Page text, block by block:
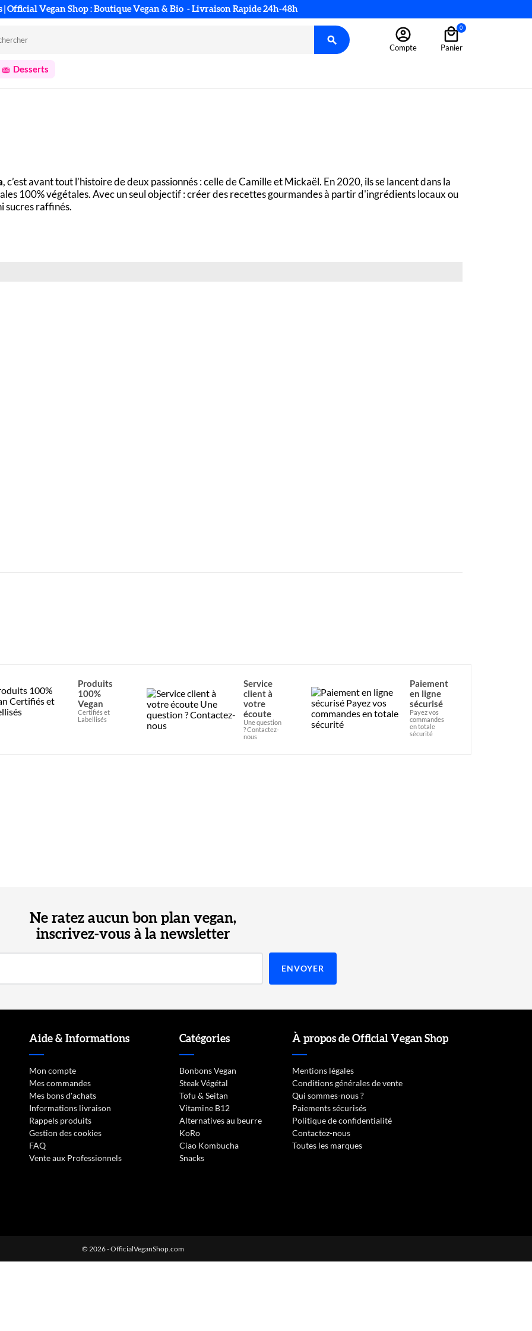
| Official Vegan Shop : Boutique Vegan & Bio - Livraison Rapide 24h-48h

Compte
0
Panier
Desserts
, c’est avant tout l’histoire de deux passionnés : celle de Camille et Mickaël. En 2020, ils se lancent dans la
100% végétales. Avec un seul objectif : créer des recettes gourmandes à partir d'ingrédients locaux ou
sucres raffinés.
fait référence aux Sybarite. Un peuple antique qui menait une existence vouée au plaisir et à la détente.
à se prélasser au soleil et à partager des moments de véritables convivialités avec ses proches.
Produits
100%
Vegan
Certifiés et
Labellisés
Service
client à
votre
écoute
Une question
? Contactez-
nous
Paiement
en ligne
sécurisé
Payez vos
commandes
en totale
sécurité
Ne ratez aucun bon plan vegan,
inscrivez-vous à la newsletter
Aide & Informations
Mon compte
Mes commandes
Mes bons d'achats
Informations livraison
Rappels produits
Gestion des cookies
FAQ
Vente aux Professionnels
Catégories
Bonbons Vegan
Steak Végétal
Tofu & Seitan
Vitamine B12
Alternatives au beurre
KoRo
Ciao Kombucha
Snacks
À propos de Official Vegan Shop
Mentions légales
Conditions générales de vente
Qui sommes-nous ?
Paiements sécurisés
Politique de confidentialité
Contactez-nous
Toutes les marques
© 2026 - OfficialVeganShop.com
de confidentialité, en garantissant la conformité avec les réglementations. Personnalisez vos préférences pour